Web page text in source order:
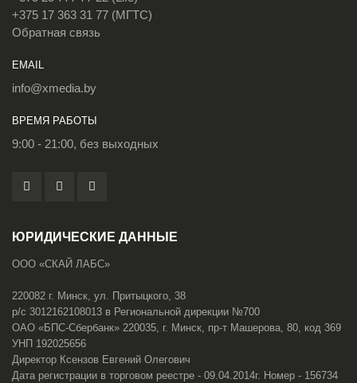
+375 17 363 31 77 (МГТС)
Обратная связь
EMAIL
info@xmedia.by
ВРЕМЯ РАБОТЫ
9:00 - 21:00, без выходных
ЮРИДИЧЕСКИЕ ДАННЫЕ
ООО «СКАЙ ЛАБС»
220082 г. Минск, ул. Притыцкого, 38
р/с 3012162108013 в Региональной дирекции №700
ОАО «БПС-Сбербанк» 220035, г. Минск, пр-т Машерова, 80, код 369
УНП 192025656
Директор Ксензов Евгений Олегович
Дата регистрации в торговом реестре - 09.04.2014г. Номер - 156734